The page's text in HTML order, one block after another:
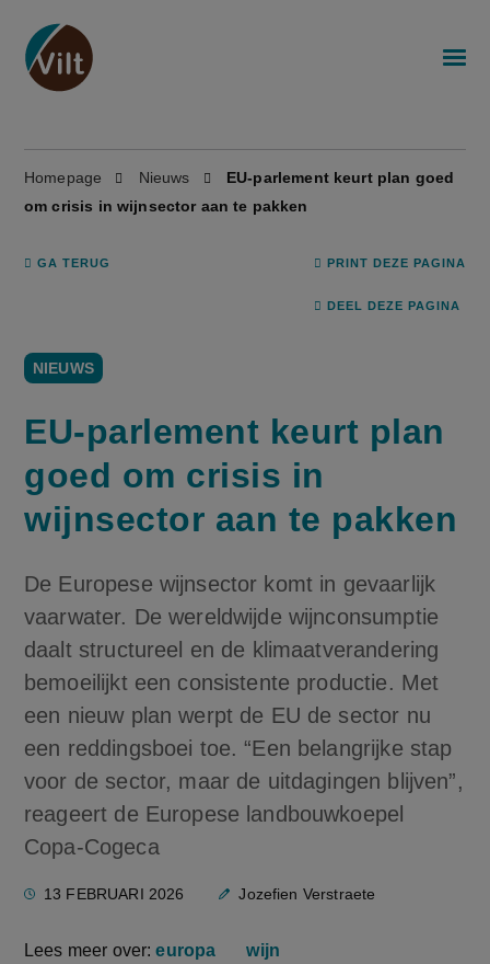
Homepage Nieuws
EU-parlement keurt plan goed
om crisis in wijnsector aan te pakken
GA TERUG PRINT DEZE PAGINA
DEEL DEZE PAGINA
NIEUWS
EU-parlement keurt plan
goed om crisis in
wijnsector aan te pakken
De Europese wijnsector komt in gevaarlijk
vaarwater. De wereldwijde wijnconsumptie
daalt structureel en de klimaatverandering
bemoeilijkt een consistente productie. Met
een nieuw plan werpt de EU de sector nu
een reddingsboei toe. “Een belangrijke stap
voor de sector, maar de uitdagingen blijven”,
reageert de Europese landbouwkoepel
Copa-Cogeca
13 FEBRUARI 2026 Jozefien Verstraete
Lees meer over:europa wijn